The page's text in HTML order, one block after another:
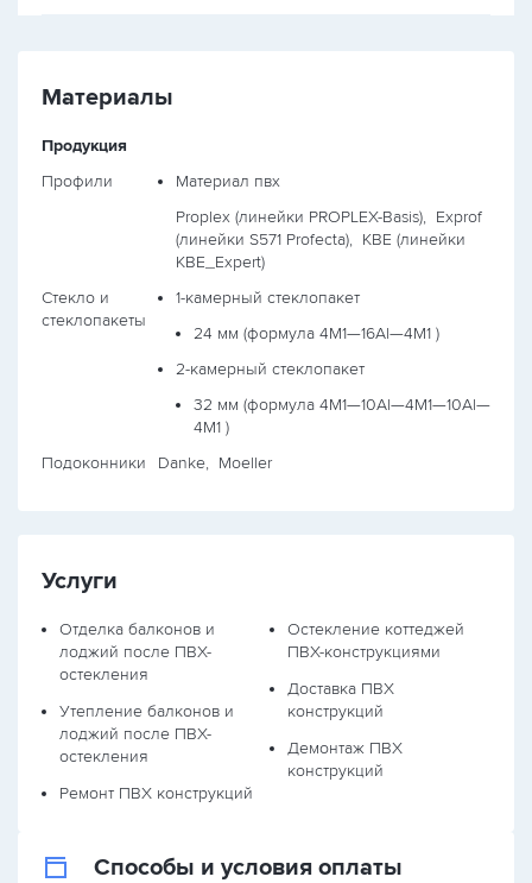
Материалы
Продукция
Профили
Материал пвх
Proplex (линейки PROPLEX-Basis), Exprof
(линейки S571 Profecta), KBE (линейки
KBE_Expert)
Стекло и
стеклопакеты
1-камерный стеклопакет
24 мм (формула 4М1—16Al—4М1 )
2-камерный стеклопакет
32 мм (формула 4М1—10Al—4М1—10Al—
4М1 )
Подоконники
Danke, Moeller
Услуги
Отделка балконов и
лоджий после ПВХ-
остекления
Утепление балконов и
лоджий после ПВХ-
остекления
Ремонт ПВХ конструкций
Остекление коттеджей
ПВХ-конструкциями
Доставка ПВХ
конструкций
Демонтаж ПВХ
конструкций
Способы и условия оплаты